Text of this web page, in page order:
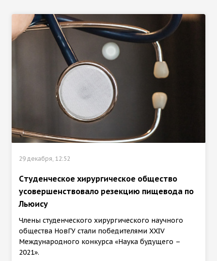
29 декабря, 12:52
Cтуденческое хирургическое общество
усовершенствовало резекцию пищевода по
Льюису
Члены студенческого хирургического научного
общества НовГУ стали победителями XXIV
Международного конкурса «Наука будущего –
2021».